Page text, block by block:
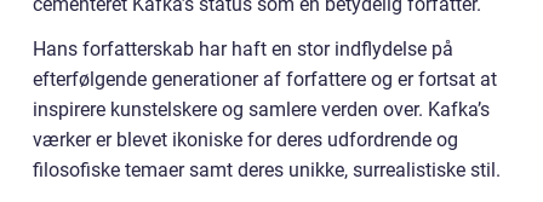
cementeret Kafka’s status som en betydelig forfatter.
Hans forfatterskab har haft en stor indflydelse på
efterfølgende generationer af forfattere og er fortsat at
inspirere kunstelskere og samlere verden over. Kafka’s
værker er blevet ikoniske for deres udfordrende og
filosofiske temaer samt deres unikke, surrealistiske stil.